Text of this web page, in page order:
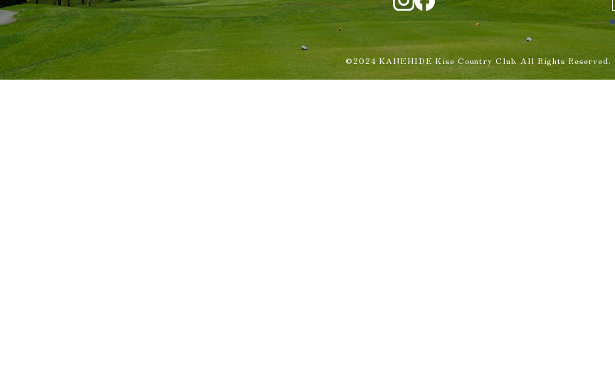
©2024 KANEHIDE Kise Country Club. All Rights Reserved.